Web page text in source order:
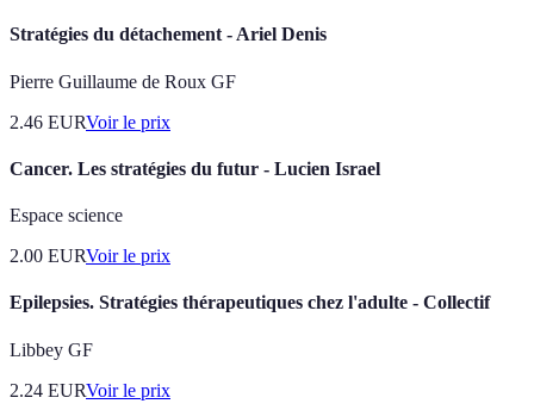
Stratégies du détachement - Ariel Denis
Pierre Guillaume de Roux GF
2.46 EURVoir le prix
Cancer. Les stratégies du futur - Lucien Israel
Espace science
2.00 EURVoir le prix
Epilepsies. Stratégies thérapeutiques chez l'adulte - Collectif
Libbey GF
2.24 EURVoir le prix